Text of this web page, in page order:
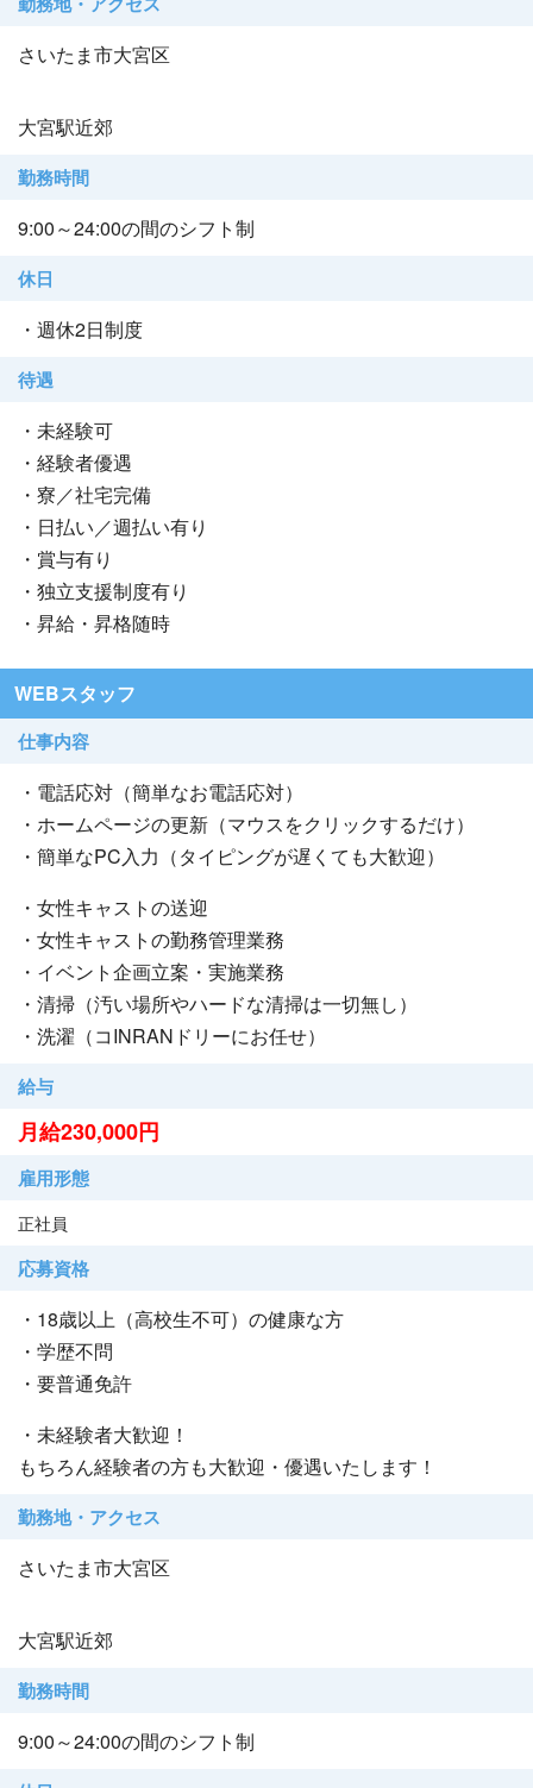
さいたま市大宮区
大宮駅近郊
勤務時間
9:00～24:00の間のシフト制
休日
・週休2日制度
待遇
・未経験可
・経験者優遇
・寮／社宅完備
・日払い／週払い有り
・賞与有り
・独立支援制度有り
・昇給・昇格随時
WEBスタッフ
仕事内容
・電話応対（簡単なお電話応対）
・ホームページの更新（マウスをクリックするだけ）
・簡単なPC入力（タイピングが遅くても大歓迎）
・女性キャストの送迎
・女性キャストの勤務管理業務
・イベント企画立案・実施業務
・清掃（汚い場所やハードな清掃は一切無し）
・洗濯（コINRANドリーにお任せ）
給与
月給230,000円
雇用形態
正社員
応募資格
・18歳以上（高校生不可）の健康な方
・学歴不問
・要普通免許
・未経験者大歓迎！
もちろん経験者の方も大歓迎・優遇いたします！
勤務地・アクセス
さいたま市大宮区
大宮駅近郊
勤務時間
9:00～24:00の間のシフト制